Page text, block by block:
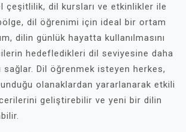
çeşitlilik, dil kursları ve etkinlikler ile
dil öğrenimi için ideal bir ortam
dilin günlük hayatta kullanılmasını
hedefledikleri dil seviyesine daha
sağlar. Dil öğrenmek isteyen herkes,
olanaklardan yararlanarak etkili
geliştirebilir ve yeni bir dilin